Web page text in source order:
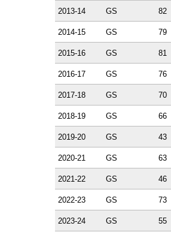
2013-14 GS 82
2014-15 GS 79
2015-16 GS 81
2016-17 GS 76
2017-18 GS 70
2018-19 GS 66
2019-20 GS 43
2020-21 GS 63
2021-22 GS 46
2022-23 GS 73
2023-24 GS 55